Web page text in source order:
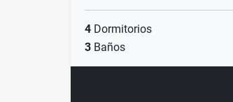
4 Dormitorios
3 Baños